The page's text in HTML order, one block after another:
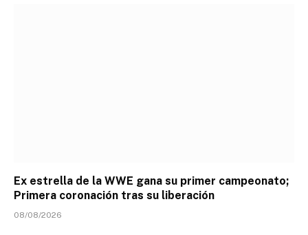
Ex estrella de la WWE gana su primer campeonato;
Primera coronación tras su liberación
08/08/2026